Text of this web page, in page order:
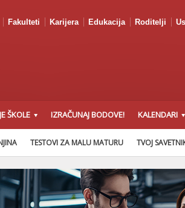
Fakulteti Karijera Edukacija Roditelji
ŠKOLE IZRAČUNAJ BODOVE! KALENDARI
TESTOVI ZA MALU MATURU TVOJ